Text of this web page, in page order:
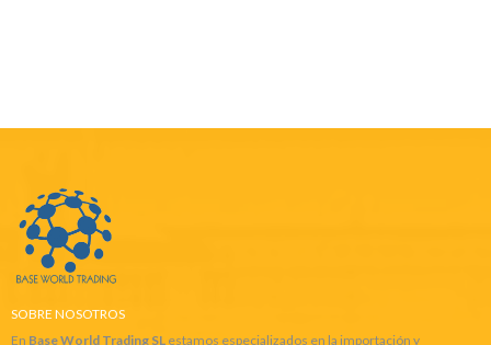
SOBRE NOSOTROS
En Base World Trading SL estamos especializados en la importación y